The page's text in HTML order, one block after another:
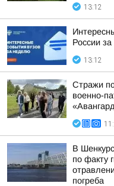
13:12
России
13:12
Стражи
военно-
В
по факту
погреба